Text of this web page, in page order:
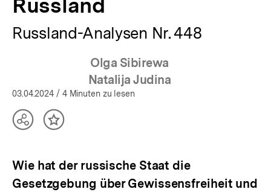
Russland
Russland-Analysen Nr. 448
Olga Sibirewa
Natalija Judina
03.04.2024 / 4 Minuten zu lesen
TeilenInhalt
Wie hat der russische Staat die
Gesetzgebung über Gewissensfreiheit und